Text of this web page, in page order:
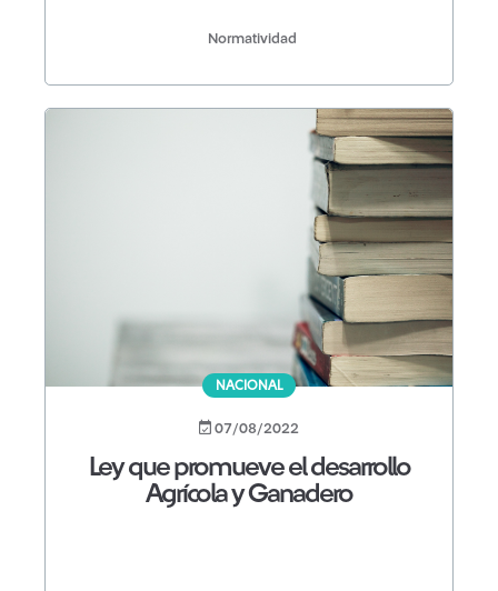
Normatividad
NACIONAL
07/08/2022
Ley que promueve el desarrollo
Agrícola y Ganadero